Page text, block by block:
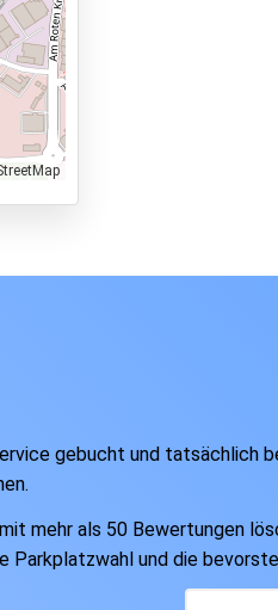
gebucht und tatsächlich
mehr als 50 Bewertungen
und die